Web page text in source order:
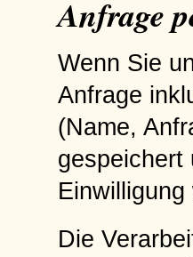
Anfrage
Wenn Sie
Anfrage
(Name,
gespeichert
Einwilligung
Die